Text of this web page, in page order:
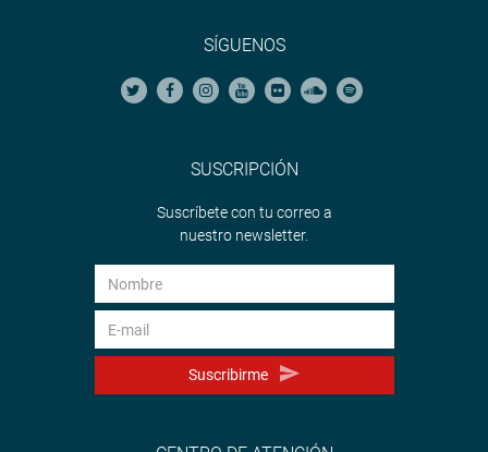
SÍGUENOS
SUSCRIPCIÓN
Suscríbete con tu correo a
nuestro newsletter.
Suscribirme